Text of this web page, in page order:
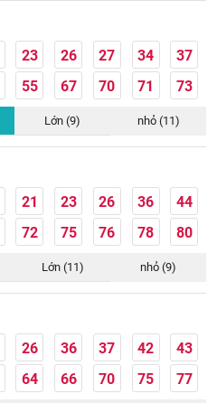
23 26 27 34
37
55 67 70 71 73
Lớn (9) nhỏ (11)
21 23 26 36
44
72 75 76 78 80
Lớn (11) nhỏ (9)
26 36 37 42
43
64 66 70 75 77